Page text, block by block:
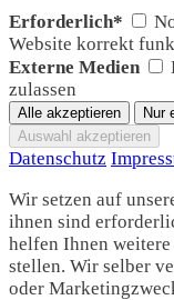
Erforderlich*
Website korrekt
Externe Medien
zulassen
Datenschutz
Wir setzen auf
ihnen sind
helfen Ihnen
stellen. Wir selber
oder